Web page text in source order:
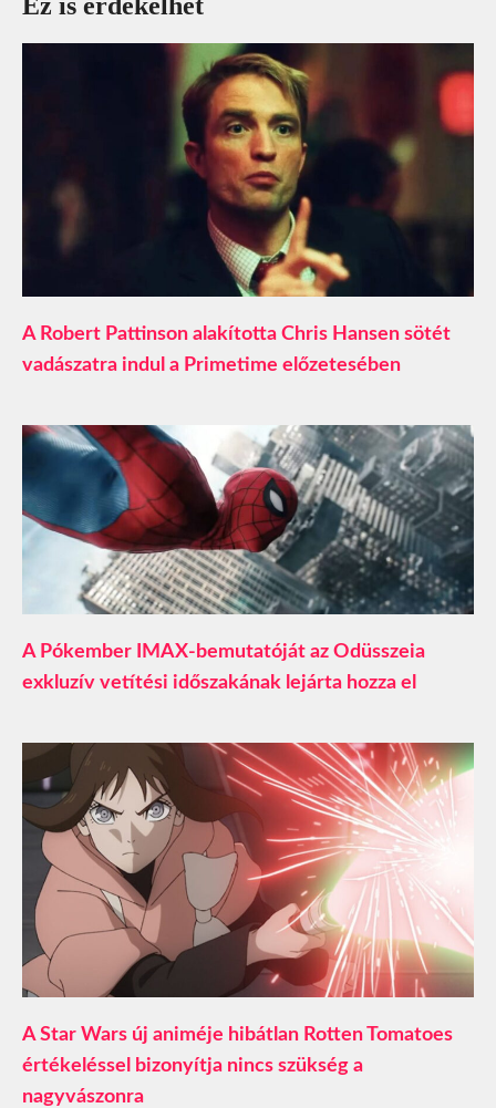
A Robert Pattinson alakította Chris Hansen sötét
vadászatra indul a Primetime előzetesében
A Pókember IMAX-bemutatóját az Odüsszeia
exkluzív vetítési időszakának lejárta hozza el
A Star Wars új animéje hibátlan Rotten Tomatoes
értékeléssel bizonyítja nincs szükség a
nagyvászonra